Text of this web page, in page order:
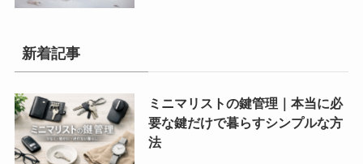
新着記事
ミニマリストの鍵管理｜本当に必
要な鍵だけで暮らすシンプルな方
法